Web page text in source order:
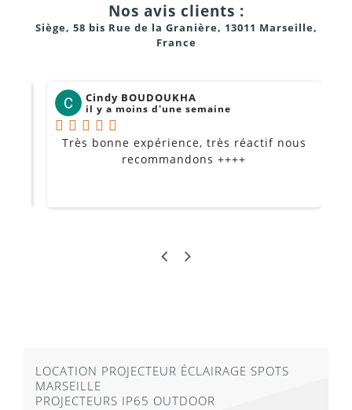
Nos avis clients :
Siège, 58 bis Rue de la Granière, 13011 Marseille,
France
Cindy BOUDOUKHA
il y a moins d'une semaine
Très bonne expérience, très réactif nous
recommandons ++++
LOCATION PROJECTEUR ÉCLAIRAGE SPOTS
MARSEILLE
PROJECTEURS IP65 OUTDOOR